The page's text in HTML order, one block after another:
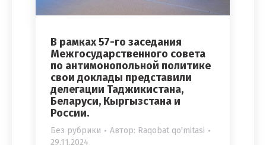
В рамках 57-го заседания
Межгосударственного совета
по антимонопольной политике
свои доклады представили
делегации Таджикистана,
Беларуси, Кыргызстана и
России.
Без рубрики Автор: Raqobat qo'mitasi
29.11.2024